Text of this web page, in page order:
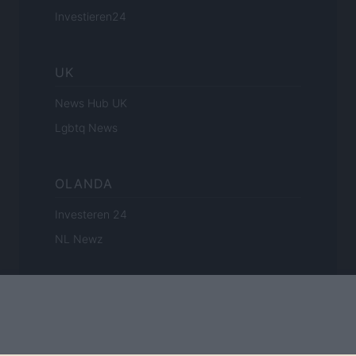
Investieren24
UK
News Hub UK
Lgbtq News
OLANDA
Investeren 24
NL Newz